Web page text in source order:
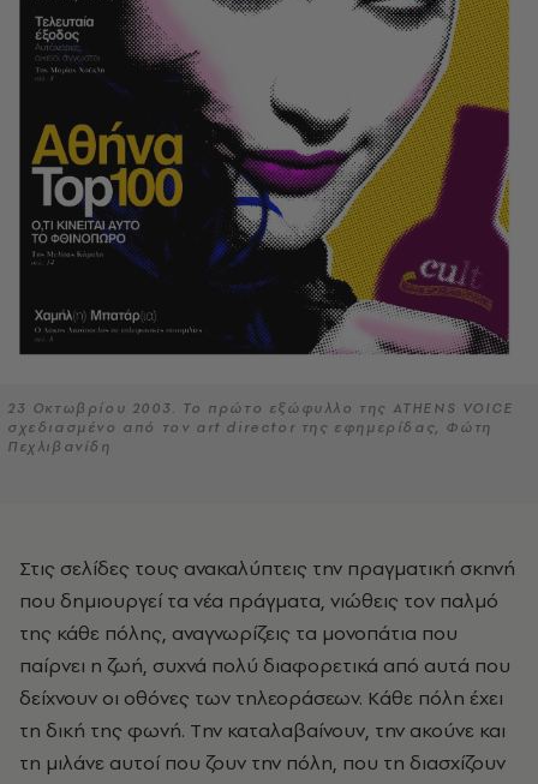
23 Οκτωβρίου 2003. Το πρώτο εξώφυλλο της ATHENS VOICE
σχεδιασμένο από τον art director της εφημερίδας, Φώτη
Πεχλιβανίδη
Στις σελίδες τους ανακαλύπτεις την πραγματική σκηνή
που δημιουργεί τα νέα πράγματα, νιώθεις τον παλμό
της κάθε πόλης, αναγνωρίζεις τα μονοπάτια που
παίρνει η ζωή, συχνά πολύ διαφορετικά από αυτά που
δείχνουν οι οθόνες των τηλεοράσεων. Kάθε πόλη έχει
τη δική της φωνή. Tην καταλαβαίνουν, την ακούνε και
τη μιλάνε αυτοί που ζουν την πόλη, που τη διασχίζουν